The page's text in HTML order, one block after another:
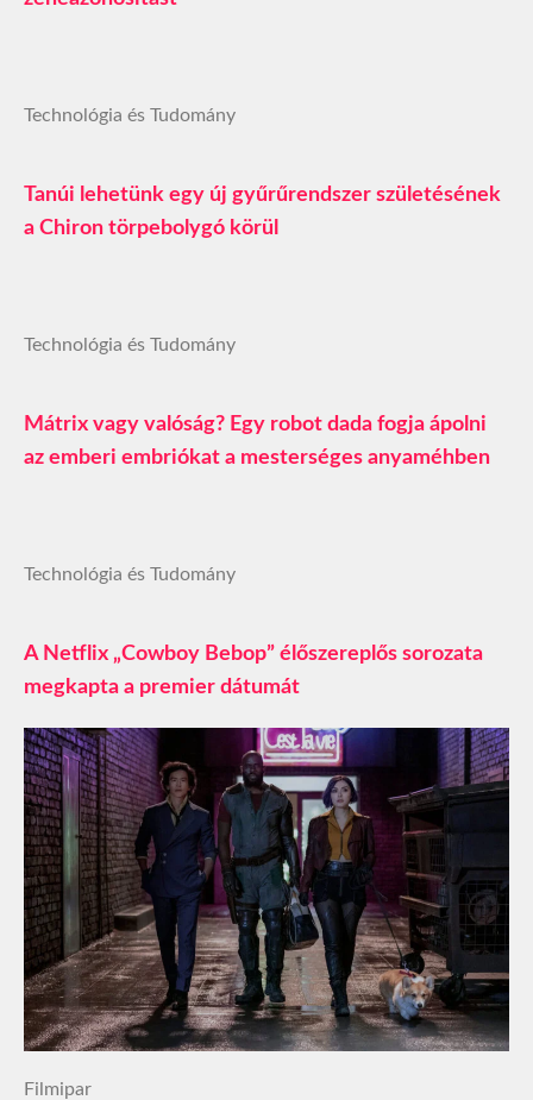
Technológia és Tudomány
Tanúi lehetünk egy új gyűrűrendszer születésének
a Chiron törpebolygó körül
Technológia és Tudomány
Mátrix vagy valóság? Egy robot dada fogja ápolni
az emberi embriókat a mesterséges anyaméhben
Technológia és Tudomány
A Netflix „Cowboy Bebop” élőszereplős sorozata
megkapta a premier dátumát
Filmipar